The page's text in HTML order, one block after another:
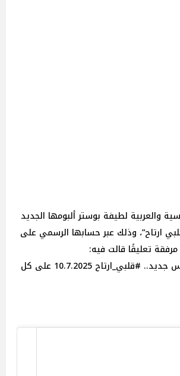
والعربية لطيفة بوستر ألبومها الجديد
ارتاح”، وذلك عبر حسابها الرسمي على
تعليقًا قالت فيه:
“ألبوم جديد، إحساس جديد.. #قلبي_ارتاح 10.7.2025 على كل